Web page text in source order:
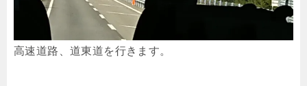
高速道路、道東道を行きます。